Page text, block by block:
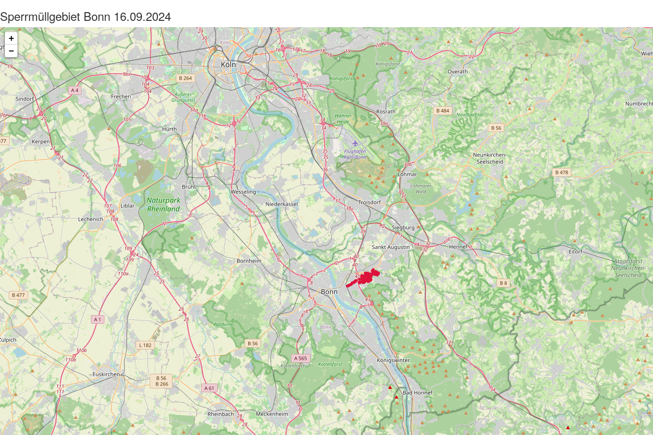
Sperrmüllgebiet Bonn 16.09.2024
+
−